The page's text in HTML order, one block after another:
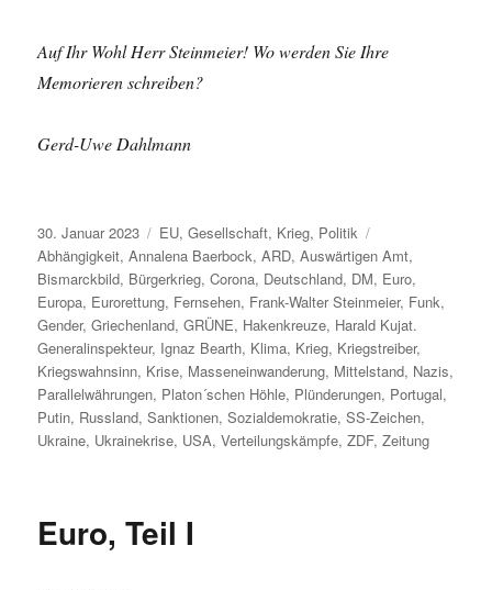
Auf Ihr Wohl Herr Steinmeier! Wo werden Sie Ihre
Memorieren schreiben?
Gerd-Uwe Dahlmann
Veröffentlicht
am
30. Januar 2023 Kategorien
EU,Gesellschaft, Krieg, Politik
Abhängigkeit,Annalena Baerbock,ARD,Auswärtigen Amt,
Bismarckbild, Bürgerkrieg,Corona, Deutschland, DM, Euro,
Europa, Eurorettung, Fernsehen, Frank-Walter Steinmeier, Funk,
Gender,Griechenland,GRÜNE, Hakenkreuze, Harald Kujat.
Generalinspekteur, Ignaz Bearth, Klima, Krieg, Kriegstreiber,
Kriegswahnsinn, Krise, Masseneinwanderung, Mittelstand, Nazis,
Parallelwährungen, Platon´schen Höhle, Plünderungen, Portugal,
Putin, Russland,Sanktionen,Sozialdemokratie,SS-Zeichen,
Ukraine, Ukrainekrise, USA,Verteilungskämpfe,ZDF,Zeitung
Euro, Teil I